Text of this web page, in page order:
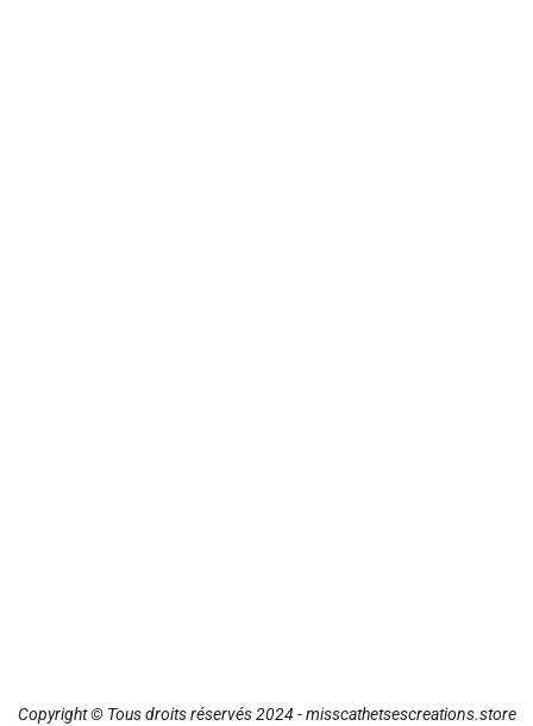
Copyright © Tous droits réservés 2024 - misscathetsescreations.store